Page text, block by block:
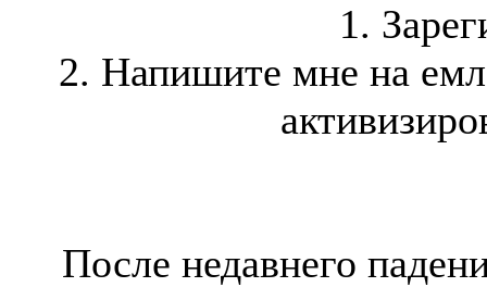
1.
2. Напишите мне на
После недавнего